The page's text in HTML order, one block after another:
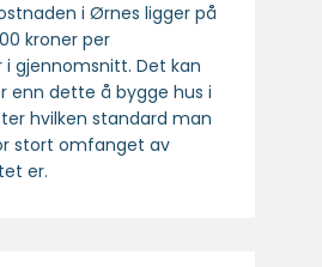
i Ørnes ligger på
kroner per
gjennomsnitt. Det kan
enn dette å bygge hus i
hvilken standard man
stort omfanget av
er.